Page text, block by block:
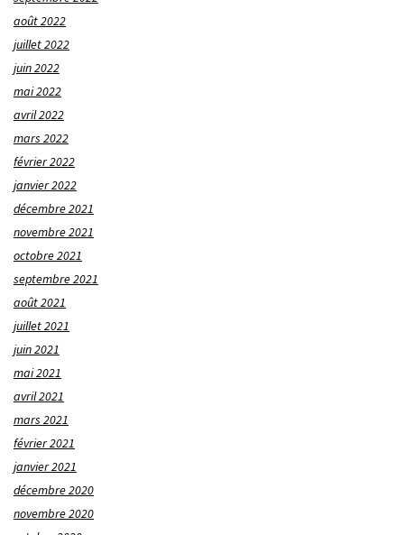
août 2022
juillet 2022
juin 2022
mai 2022
avril 2022
mars 2022
février 2022
janvier 2022
décembre 2021
novembre 2021
octobre 2021
septembre 2021
août 2021
juillet 2021
juin 2021
mai 2021
avril 2021
mars 2021
février 2021
janvier 2021
décembre 2020
novembre 2020